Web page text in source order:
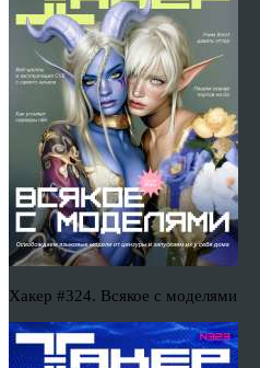
Хакер #324. Всякое с моделями